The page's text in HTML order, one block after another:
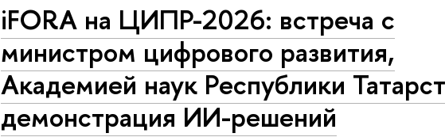
iFORA на ЦИПР-2026: встреча с
министром цифрового развития,
Академией наук Республики
демонстрация ИИ-решений